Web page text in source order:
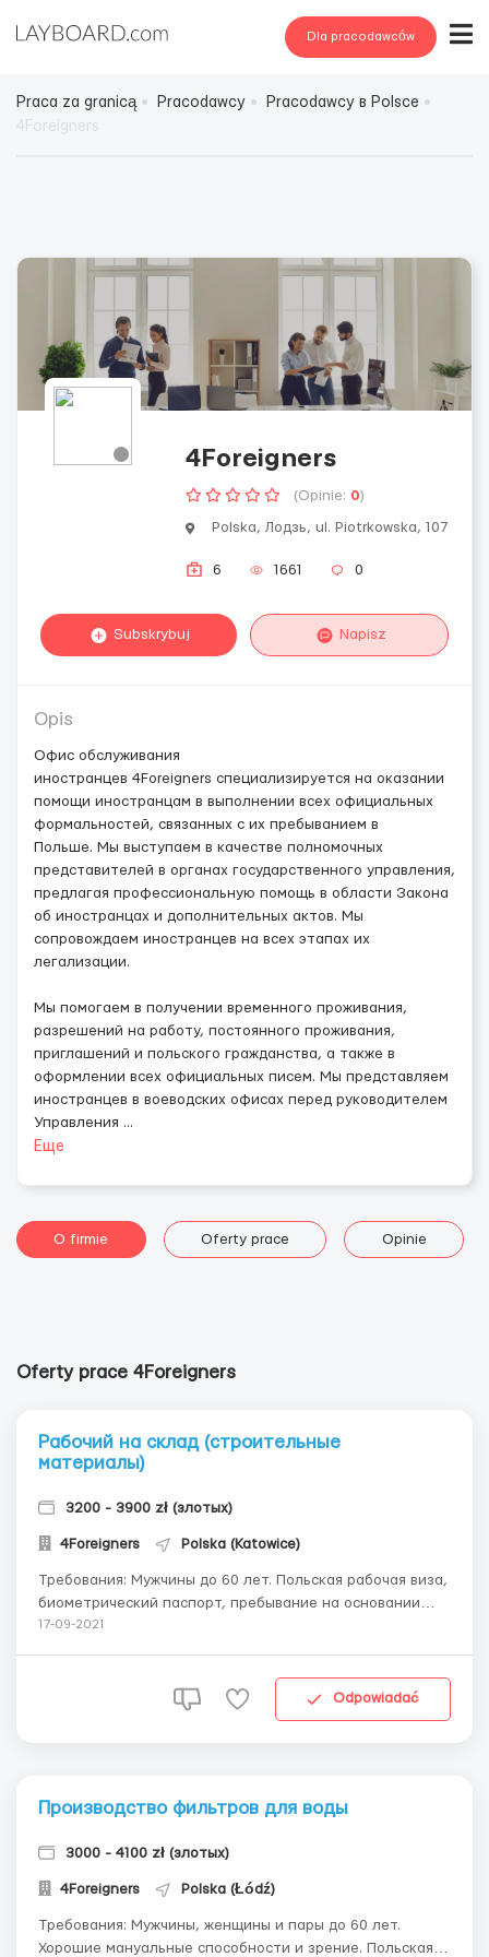
Dla pracodawców
Praca za granicą Pracodawcy
Pracodawcy в Polsce
4Foreigners
(Opinie: 0)
Polska, Лодзь, ul. Piotrkowska, 107
6 1661 0
Subskrybuj Napisz
Opis
Офис обслуживания
иностранцев 4Foreigners специализируется на оказании
помощи иностранцам в выполнении всех официальных
формальностей, связанных с их пребыванием в
Польше. Мы выступаем в качестве полномочных
представителей в органах государственного управления,
предлагая профессиональную помощь в области Закона
об иностранцах и дополнительных актов. Мы
сопровождаем иностранцев на всех этапах их
легализации.
Мы помогаем в получении временного проживания,
разрешений на работу, постоянного проживания,
приглашений и польского гражданства, а также в
оформлении всех официальных писем. Мы представляем
иностранцев в воеводских офисах перед руководителем
Управления ...
Еще
O firmie Oferty prace Opinie
Oferty prace 4Foreigners
Рабочий на склад (строительные
материалы)
3200 - 3900 zł (злотых)
4Foreigners Polska (Katowice)
Требования: Мужчины до 60 лет. Польская рабочая виза,
биометрический паспорт, пребывание на основании
ожидании карты побыта, действующая карта побыта.
материалов. Обяза...
17-09-2021
Odpowiadać
Производство фильтров для воды
3000 - 4100 zł (злотых)
4Foreigners Polska (Łódź)
Требования: Мужчины, женщины и пары до 60 лет.
Хорошие мануальные способности и зрение. Польская